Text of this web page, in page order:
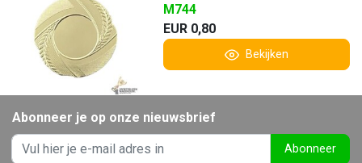
M744
EUR 0,80
Bekijken
Abonneer je op onze nieuwsbrief
Abonneer